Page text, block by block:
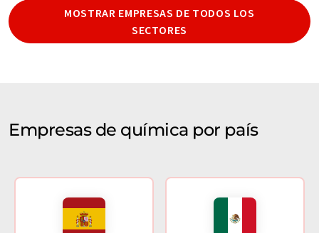
MOSTRAR EMPRESAS DE TODOS LOS
SECTORES
Empresas de química por país